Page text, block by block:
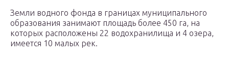
Земли водного фонда в границах муниципального
образования занимают площадь более 450 га, на
которых расположены 22 водохранилища и 4 озера,
имеется 10 малых рек.